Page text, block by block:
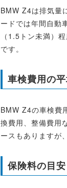
BMW Z4は排気量
ードでは年間自動
（1.5トン未満）
です。
車検費用の
BMW Z4の車検費
換費用、整備費用
ースもありますが
保険料の目